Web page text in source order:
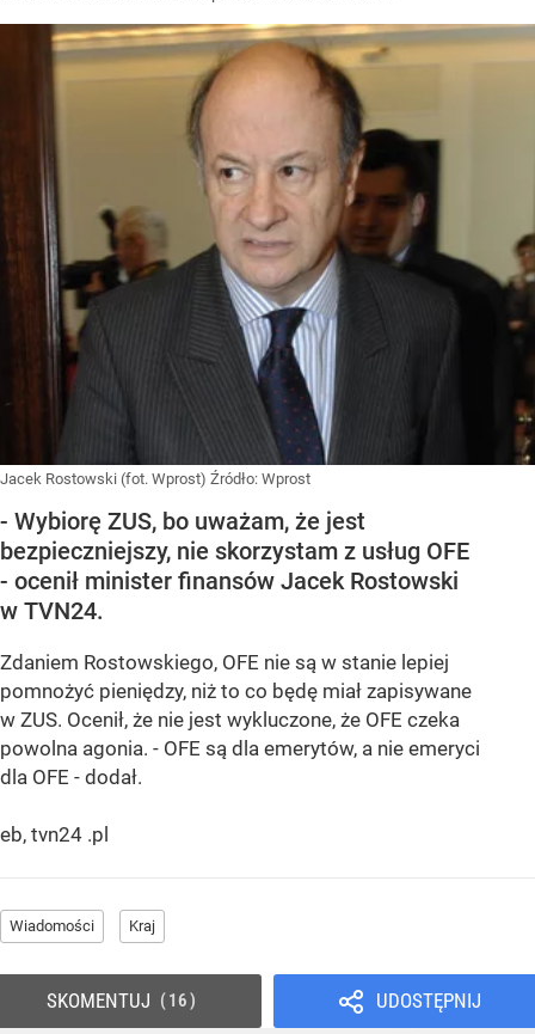
Jacek Rostowski (fot. Wprost) Źródło: Wprost
- Wybiorę ZUS, bo uważam, że jest
bezpieczniejszy, nie skorzystam z usług OFE
- ocenił minister finansów Jacek Rostowski
w TVN24.
Zdaniem Rostowskiego, OFE nie są w stanie lepiej
pomnożyć pieniędzy, niż to co będę miał zapisywane
w ZUS. Ocenił, że nie jest wykluczone, że OFE czeka
powolna agonia. - OFE są dla emerytów, a nie emeryci
dla OFE - dodał.
eb, tvn24 .pl
Wiadomości Kraj
UDOSTĘPNIJ
SKOMENTUJ 16